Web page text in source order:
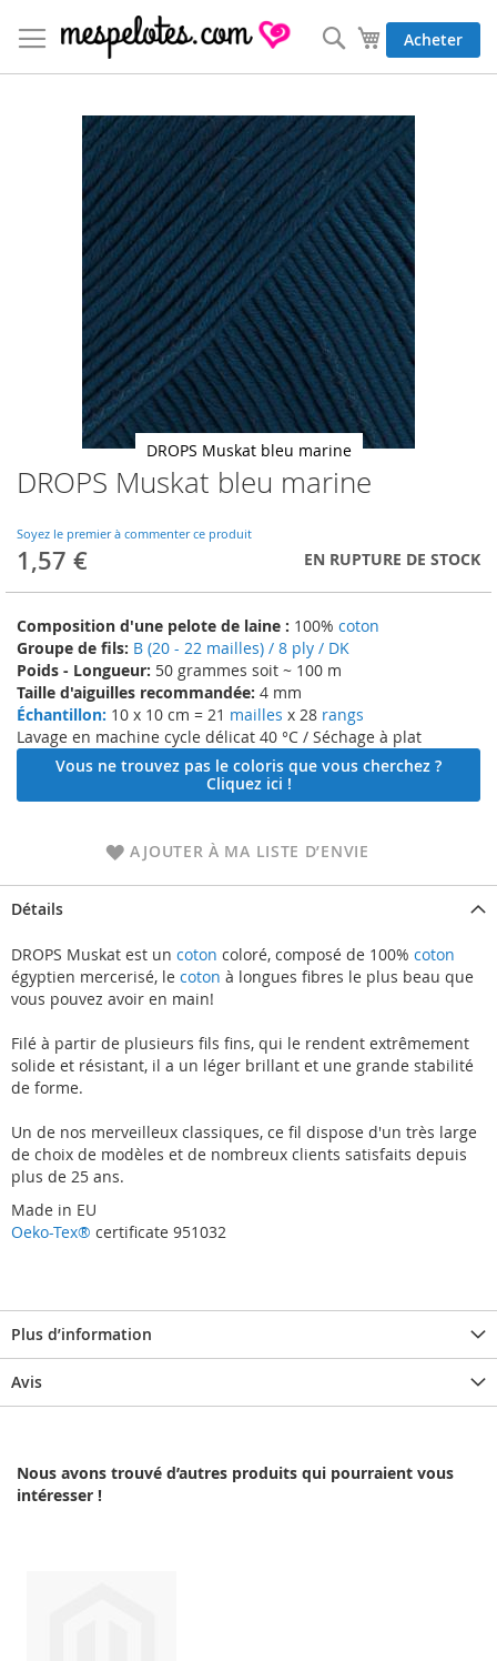
au
contenu
Mon panier
Acheter
Rechercher
DROPS Muskat bleu marine
Soyez le premier à commenter ce produit
1,57 € EN RUPTURE DE STOCK
Composition d'une pelote de laine : 100% coton
Groupe de fils: B (20 - 22 mailles) / 8 ply / DK
Poids - Longueur: 50 grammes soit ~ 100 m
Taille d'aiguilles recommandée: 4 mm
Échantillon: 10 x 10 cm = 21 mailles x 28 rangs
Lavage en machine cycle délicat 40 °C / Séchage à plat
Vous ne trouvez pas le coloris que vous cherchez ?
Cliquez ici !
AJOUTER À MA LISTE D’ENVIE
DROPS Muskat bleu marine
Skip
to
beginning
of
the
gallery
Détails
DROPS Muskat est un coton coloré, composé de 100% coton
égyptien mercerisé, le coton à longues fibres le plus beau que
vous pouvez avoir en main!
Filé à partir de plusieurs fils fins, qui le rendent extrêmement
solide et résistant, il a un léger brillant et une grande stabilité
de forme.
Un de nos merveilleux classiques, ce fil dispose d'un très large
de choix de modèles et de nombreux clients satisfaits depuis
plus de 25 ans.
Made in EU
Oeko-Tex® certificate 951032
Plus d’information
Avis
Nous avons trouvé d’autres produits qui pourraient vous
intéresser !